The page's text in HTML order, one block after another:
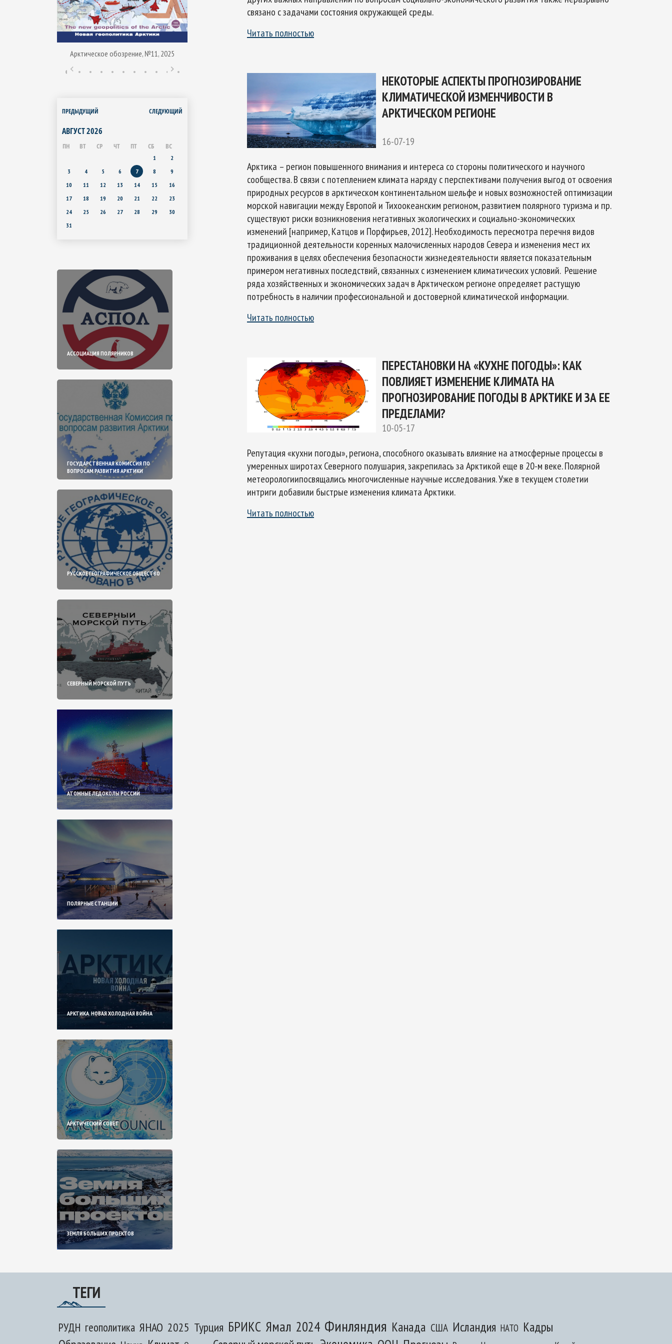
Арктическое обозрение, №11, 2025
ПРЕДЫДУЩИЙ СЛЕДУЮЩИЙ
АВГУСТ2026
ПН ВТ СР ЧТ ПТ СБ ВС
1
2
3
4 5 6 7 8
9
10
11 12 13 14 15
16
17
18 19 20 21 22
23
24
25 26 27 28 29
30
31
АССОЦИАЦИЯ ПОЛЯРНИКОВ
ГОСУДАРСТВЕННАЯ КОМИССИЯ ПО
ВОПРОСАМ РАЗВИТИЯ АРКТИКИ
РУССКОЕ ГЕОГРАФИЧЕСКОЕ ОБЩЕСТВО
СЕВЕРНЫЙ МОРСКОЙ ПУТЬ
АТОМНЫЕ ЛЕДОКОЛЫ РОССИИ
ПОЛЯРНЫЕ СТАНЦИИ
АРКТИКА. НОВАЯ ХОЛОДНАЯ ВОЙНА
АРКТИЧЕСКИЙ СОВЕТ
ЗЕМЛЯ БОЛЬШИХ ПРОЕКТОВ
связано с задачами состояния окружающей среды.
Читать полностью
НЕКОТОРЫЕ АСПЕКТЫ ПРОГНОЗИРОВАНИЕ
КЛИМАТИЧЕСКОЙ ИЗМЕНЧИВОСТИ В
АРКТИЧЕСКОМ РЕГИОНЕ
16-07-19
Арктика – регион повышенного внимания и интереса со стороны политического и научного
сообщества. В связи с потеплением климата наряду с перспективами получения выгод от освоения
природных ресурсов в арктическом континентальном шельфе и новых возможностей оптимизации
морской навигации между Европой и Тихоокеанским регионом, развитием полярного туризма и пр.
существуют риски возникновения негативных экологических и социально-экономических
изменений [например, Катцов и Порфирьев, 2012]. Необходимость пересмотра перечня видов
традиционной деятельности коренных малочисленных народов Севера и изменения мест их
проживания в целях обеспечения безопасности жизнедеятельности является показательным
примером негативных последствий, связанных с изменением климатических условий. Решение
ряда хозяйственных и экономических задач в Арктическом регионе определяет растущую
потребность в наличии профессиональной и достоверной климатической информации.
Читать полностью
ПЕРЕСТАНОВКИ НА «КУХНЕ ПОГОДЫ»: КАК
ПОВЛИЯЕТ ИЗМЕНЕНИЕ КЛИМАТА НА
ПРОГНОЗИРОВАНИЕ ПОГОДЫ В АРКТИКЕ И ЗА ЕЕ
ПРЕДЕЛАМИ?
10-05-17
Репутация «кухни погоды», региона, способного оказывать влияние на атмосферные процессы в
умеренных широтах Северного полушария, закрепилась за Арктикой еще в 20-м веке. Полярной
метеорологиипосвящались многочисленные научные исследования. Уже в текущем столетии
интриги добавили быстрые изменения климата Арктики.
Читать полностью
ТЕГИ
РУДН геополитика ЯНАО 2025 Турция БРИКС Ямал 2024 Финляндия Канада США Исландия НАТО Кадры